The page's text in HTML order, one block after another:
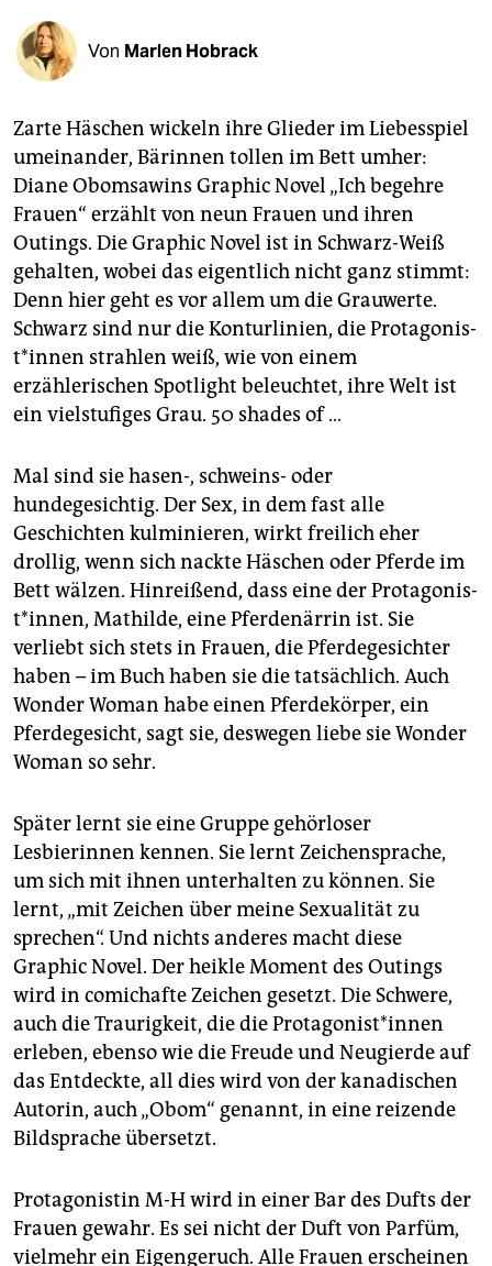
shop
fragen & hilfe
unterstützen
abo
genossenschaft
epaper login
Von Marlen Hobrack
Zarte Häschen wickeln ihre Glieder im Liebesspiel
umeinander, Bärinnen tollen im Bett umher:
Diane Obomsawins Graphic Novel „Ich begehre
Frauen“ erzählt von neun Frauen und ihren
Outings. Die Graphic Novel ist in Schwarz-Weiß
gehalten, wobei das eigentlich nicht ganz stimmt:
Denn hier geht es vor allem um die Grauwerte.
Schwarz sind nur die Konturlinien, die Prot­ago­nis­
t*in­nen strahlen weiß, wie von einem
erzählerischen Spotlight beleuchtet, ihre Welt ist
ein vielstufiges Grau. 50 shades of …
Mal sind sie hasen-, schweins- oder
hundegesichtig. Der Sex, in dem fast alle
Geschichten kulminieren, wirkt freilich eher
drollig, wenn sich nackte Häschen oder Pferde im
Bett wälzen. Hinreißend, dass eine der Prot­ago­nis­
t*in­nen, Mathilde, eine Pferdenärrin ist. Sie
verliebt sich stets in Frauen, die Pferdegesichter
haben – im Buch haben sie die tatsächlich. Auch
Wonder Woman habe einen Pferdekörper, ein
Pferdegesicht, sagt sie, deswegen liebe sie Wonder
Woman so sehr.
Später lernt sie eine Gruppe gehörloser
Lesbierinnen kennen. Sie lernt Zeichensprache,
um sich mit ihnen unterhalten zu können. Sie
lernt, „mit Zeichen über meine Sexualität zu
sprechen“. Und nichts anderes macht diese
Graphic Novel. Der heikle Moment des ­Outings
wird in comichafte ­Zeichen gesetzt. Die Schwere,
auch die Traurigkeit, die die ­Pro­ta­go­nis­t*innen
erleben, ebenso wie die Freude und Neugierde auf
das Entdeckte, all dies wird von der kanadischen
Autorin, auch „Obom“ genannt, in eine ­reizende
Bildsprache übersetzt.
Protagonistin M-H wird in einer Bar des Dufts der
Frauen gewahr. Es sei nicht der Duft von Parfüm,
vielmehr ein Eigengeruch. Alle Frauen erscheinen